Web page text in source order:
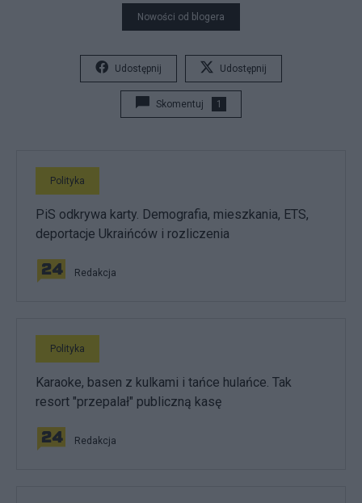
Nowości od blogera
Udostępnij Udostępnij
Skomentuj 1
Polityka
PiS odkrywa karty. Demografia, mieszkania, ETS,
deportacje Ukraińców i rozliczenia
Redakcja
Polityka
Karaoke, basen z kulkami i tańce hulańce. Tak
resort "przepalał" publiczną kasę
Redakcja